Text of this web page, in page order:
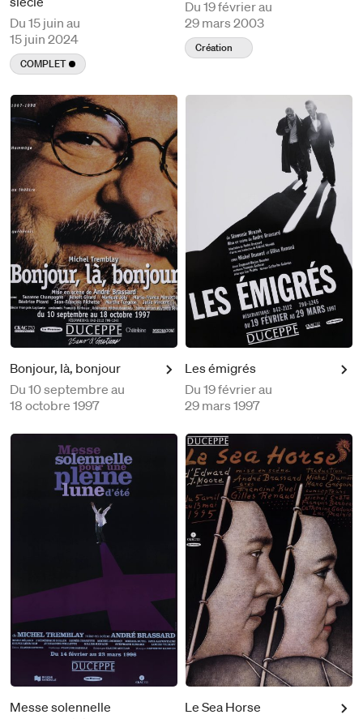
Du 15 juin au
15 juin 2024
COMPLET
Du 19 février au
29 mars 2003
Création
Bonjour, là, bonjour
Du 10 septembre au
18 octobre 1997
Les émigrés
Du 19 février au
29 mars 1997
Messe solennelle
Le Sea Horse